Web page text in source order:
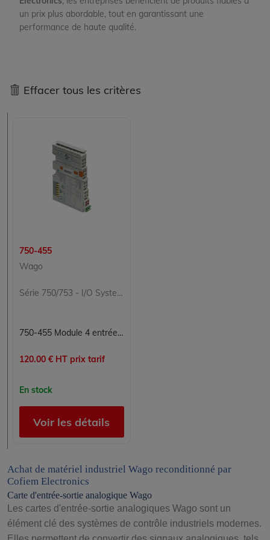
un prix plus abordable, tout en garantissant une
performance de haute qualité.
Effacer tous les critères
750-455
Wago
Série 750/753 - I/O System
750-455 Module 4 entrées analogiques Carte 4E Série 750/753 - I/O System Wago
120.00 € HT prix tarif
En stock
Voir les détails
Achat de matériel industriel Wago reconditionné par
Cofiem Electronics
Carte d'entrée-sortie analogique Wago
Les cartes d'entrée-sortie analogiques Wago sont un
élément clé des systèmes de contrôle industriels modernes.